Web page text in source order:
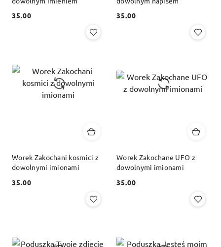
Cena:
35.00
Cena:
35.00
Worek Zakochani kosmici z
dowolnymi imionami
Cena:
35.00
Worek Zakochane UFO z
dowolnymi imionami
Cena:
35.00